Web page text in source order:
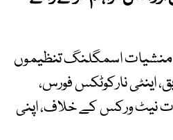
منشیات اسمگلنگ تنظیموں
اینٹی نارکوٹکس فورس،
نیٹ ورکس کے خلاف، اپنی